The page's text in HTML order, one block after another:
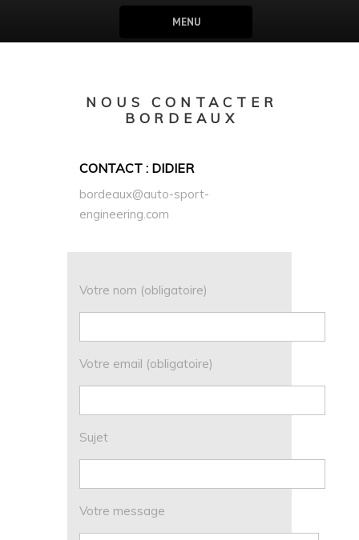
MENU
NOUS CONTACTER
BORDEAUX
CONTACT : DIDIER
bordeaux@auto-sport-
engineering.com
Votre nom (obligatoire)
Votre email (obligatoire)
Sujet
Votre message